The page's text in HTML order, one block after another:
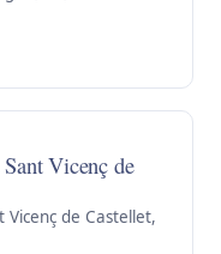
Vicenç de
Vicenç de Castellet,